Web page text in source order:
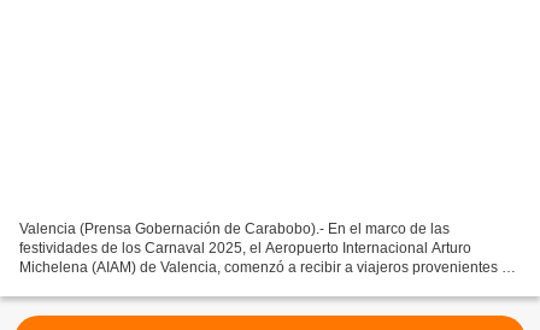
Valencia (Prensa Gobernación de Carabobo).- En el marco de las
festividades de los Carnaval 2025, el Aeropuerto Internacional Arturo
Michelena (AIAM) de Valencia, comenzó a recibir a viajeros provenientes de